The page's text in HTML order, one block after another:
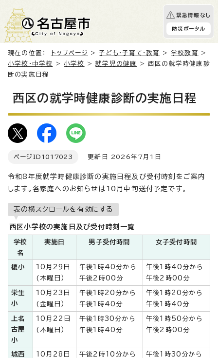
緊急情報なし
防災ポータル
現在の位置： トップページ >子ども・子育て・教育 >学校教育
>
小学校・中学校
>小学校 >就学児の健康
> 西区の就学時健康診
断の実施日程
西区の就学時健康診断の実施日程
ページID 1017023 更新日 2026年7月1日
令和8年度就学時健康診断の実施日程及び受付時刻をご案内
します。各家庭へのお知らせは10月中旬送付予定です。
表の横スクロールを有効にする
西区小学校の実施日及び受付時刻一覧
学校
名
実施日 男子受付時間 女子受付時間
榎小
10月29日
(木曜日）
午後1時40分から
午後2時00分
午後1時40分から
午後2時00分
栄生
小
10月23日
(金曜日）
午後1時20分から
午後1時40分
午後1時20分から
午後1時40分
上名
古屋
小
10月22日
(木曜日）
午後1時30分から
午後1時40分
午後1時50分から
午後2時00分
城西
10月28日
午後2時10分から
午後1時30分から